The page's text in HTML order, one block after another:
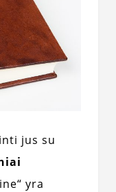
jus su
yra